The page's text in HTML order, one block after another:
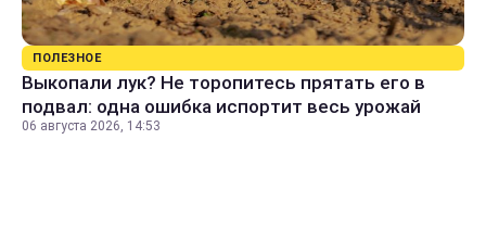
ПОЛЕЗНОЕ
Выкопали лук? Не торопитесь прятать его в
подвал: одна ошибка испортит весь урожай
06 августа 2026, 14:53